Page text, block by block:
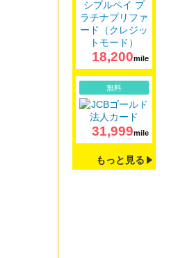
18,200mile
無料
31,999mile
もっと見る